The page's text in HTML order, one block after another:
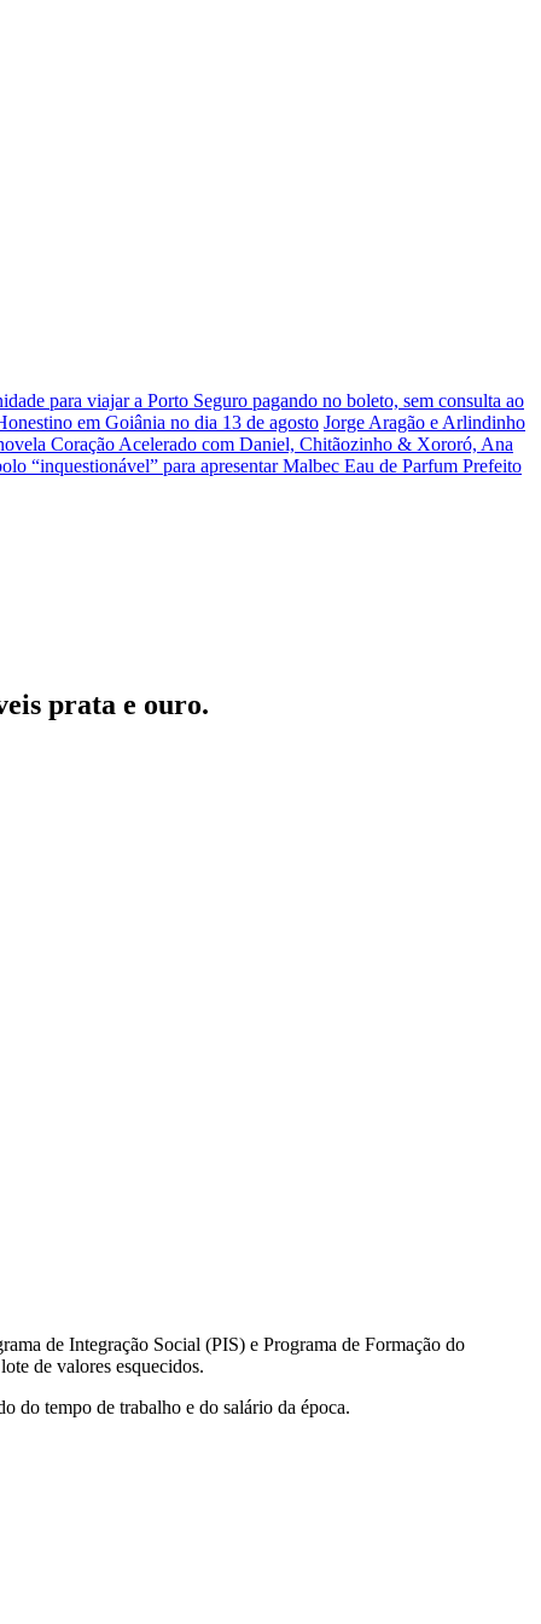
para viajar a Porto Seguro pagando no boleto, sem consulta ao
em Goiânia no dia 13 de agosto Jorge Aragão e Arlindinho
Coração Acelerado com Daniel, Chitãozinho & Xororó, Ana
“inquestionável” para apresentar Malbec Eau de Parfum Prefeito
prata e ouro.
de Integração Social (PIS) e Programa de Formação do
de valores esquecidos.
do tempo de trabalho e do salário da época.